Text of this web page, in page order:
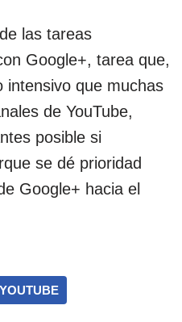
las tareas
Google+, tarea que,
intensivo que muchas
de YouTube,
posible si
se dé prioridad
Google+ hacia el
YOUTUBE